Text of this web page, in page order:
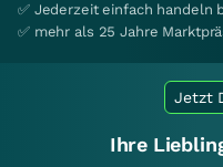
✅ Jederzeit einfach handeln
✅ mehr als 25 Jahre
Jetzt
Ihre